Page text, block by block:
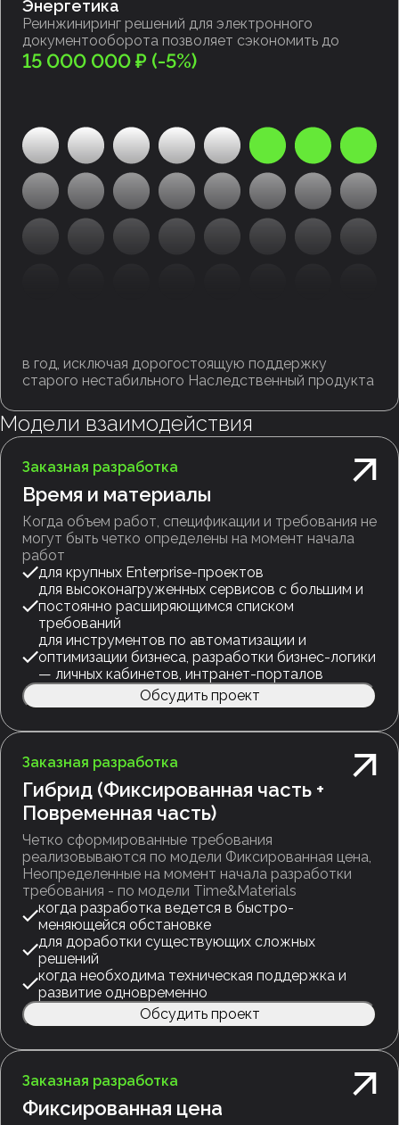
Энергетика
Реинжиниринг решений для электронного
документооборота позволяет сэкономить до
15 000 000 ₽ (-5%)
в год, исключая дорогостоящую поддержку
старого нестабильного Наследственный продукта
Модели взаимодействия
Заказная разработка
Время и материалы
Когда объем работ, спецификации и требования не
могут быть четко определены на момент начала
работ
для крупных Enterprise-проектов
для высоконагруженных сервисов с большим и
постоянно расширяющимся списком
требований
для инструментов по автоматизации и
оптимизации бизнеса, разработки бизнес-логики
— личных кабинетов, интранет-порталов
Обсудить проект
Заказная разработка
Гибрид (Фиксированная часть +
Повременная часть)
Четко сформированные требования
реализовываются по модели Фиксированная цена,
Неопределенные на момент начала разработки
требования - по модели Time&Materials
когда разработка ведется в быстро-
меняющейся обстановке
для доработки существующих сложных
решений
когда необходима техническая поддержка и
развитие одновременно
Обсудить проект
Заказная разработка
Фиксированная цена